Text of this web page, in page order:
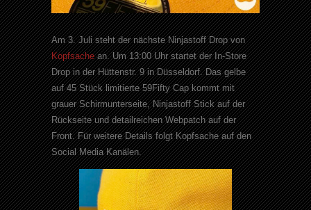
Am 3. Juli steht der nächste Ninjastoff Drop von
Kopfsachean. Um 13:00 Uhr startet der In-Store
Drop in der Hüttenstr. 9 in Düsseldorf. Das gelbe
auf 45 Stück limitierte 59Fifty Cap kommt mit
grauer Schirmunterseite, Ninjastoff Stick auf der
Rückseite und detailreichen Webpatch auf der
Front. Für weitere Details folgt Kopfsache auf den
Social Media Kanälen.